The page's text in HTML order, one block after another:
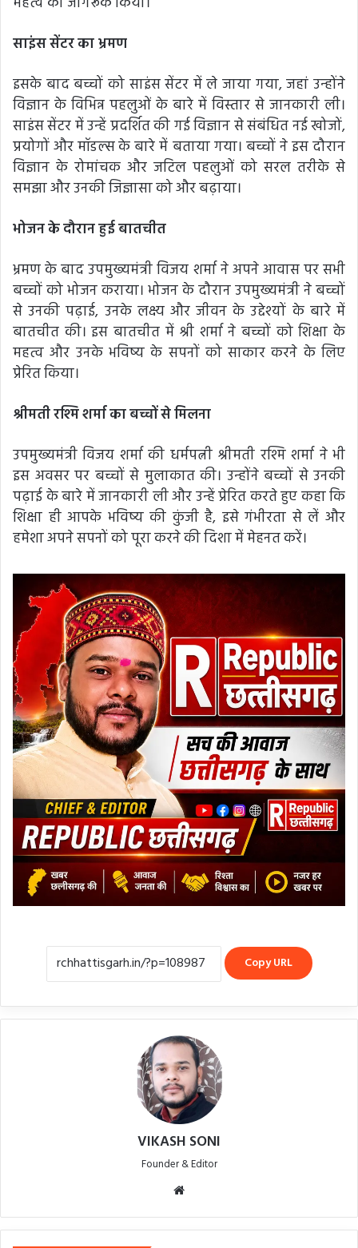
साइंस सेंटर का भ्रमण
इसके बाद बच्चों को साइंस सेंटर में ले जाया गया, जहां उन्होंने
विज्ञान के विभिन्न पहलुओं के बारे में विस्तार से जानकारी ली।
साइंस सेंटर में उन्हें प्रदर्शित की गई विज्ञान से संबंधित नई खोजों,
प्रयोगों और मॉडल्स के बारे में बताया गया। बच्चों ने इस दौरान
विज्ञान के रोमांचक और जटिल पहलुओं को सरल तरीके से
समझा और उनकी जिज्ञासा को और बढ़ाया।
भोजन के दौरान हुई बातचीत
भ्रमण के बाद उपमुख्यमंत्री विजय शर्मा ने अपने आवास पर सभी
बच्चों को भोजन कराया। भोजन के दौरान उपमुख्यमंत्री ने बच्चों
से उनकी पढ़ाई, उनके लक्ष्य और जीवन के उद्देश्यों के बारे में
बातचीत की। इस बातचीत में श्री शर्मा ने बच्चों को शिक्षा के
महत्व और उनके भविष्य के सपनों को साकार करने के लिए
प्रेरित किया।
श्रीमती रश्मि शर्मा का बच्चों से मिलना
उपमुख्यमंत्री विजय शर्मा की धर्मपत्नी श्रीमती रश्मि शर्मा ने भी
इस अवसर पर बच्चों से मुलाकात की। उन्होंने बच्चों से उनकी
पढ़ाई के बारे में जानकारी ली और उन्हें प्रेरित करते हुए कहा कि
शिक्षा ही आपके भविष्य की कुंजी है, इसे गंभीरता से लें और
हमेशा अपने सपनों को पूरा करने की दिशा में मेहनत करें।
Copy URL
VIKASH SONI
Founder & Editor